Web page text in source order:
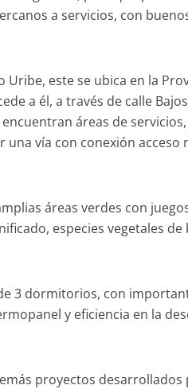
a servicios, con
este se ubica en la
a él, a través de calle
áreas de
una vía con conexión acceso
áreas verdes con
especies vegetales
3 dormitorios, con
y eficiencia en la
proyectos desarrollados